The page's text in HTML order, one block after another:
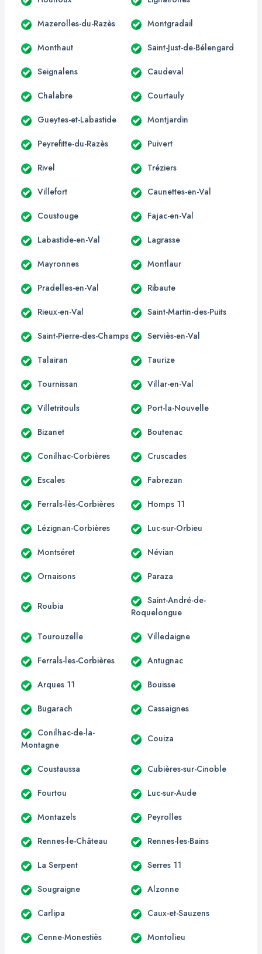
Mazerolles-du-Razès Montgradail
Monthaut Saint-Just-de-Bélengard
Seignalens Caudeval
Chalabre Courtauly
Gueytes-et-Labastide Montjardin
Peyrefitte-du-Razès Puivert
Rivel Tréziers
Villefort Caunettes-en-Val
Coustouge Fajac-en-Val
Labastide-en-Val Lagrasse
Mayronnes Montlaur
Pradelles-en-Val Ribaute
Rieux-en-Val Saint-Martin-des-Puits
Saint-Pierre-des-Champs Serviès-en-Val
Talairan Taurize
Tournissan Villar-en-Val
Villetritouls Port-la-Nouvelle
Bizanet Boutenac
Conilhac-Corbières Cruscades
Escales Fabrezan
Ferrals-lès-Corbières Homps 11
Lézignan-Corbières Luc-sur-Orbieu
Montséret Névian
Ornaisons Paraza
Roubia
Saint-André-de-
Roquelongue
Tourouzelle Villedaigne
Ferrals-les-Corbières Antugnac
Arques 11 Bouisse
Bugarach Cassaignes
Conilhac-de-la-
Montagne
Couiza
Coustaussa Cubières-sur-Cinoble
Fourtou Luc-sur-Aude
Montazels Peyrolles
Rennes-le-Château Rennes-les-Bains
La Serpent Serres 11
Sougraigne Alzonne
Carlipa Caux-et-Sauzens
Cenne-Monestiès Montolieu